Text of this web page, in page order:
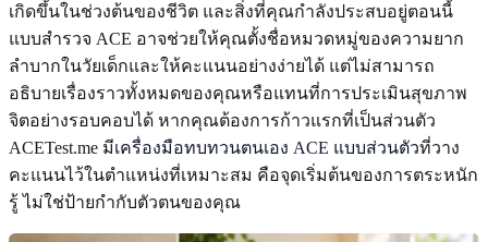
เกิดขึ้นในช่วงต้นของชีวิต และสิ่งที่คุณกำลังประสบอยู่ตอนนี้
แบบสำรวจ ACE อาจช่วยให้คุณตั้งชื่อหมวดหมู่ของความยาก
ลำบากในวัยเด็กและให้คะแนนอย่างง่ายได้ แต่ไม่สามารถ
อธิบายเรื่องราวทั้งหมดของคุณหรือแทนที่การประเมินสุขภาพ
จิตอย่างรอบคอบได้ หากคุณต้องการก้าวแรกที่เป็นส่วนตัว
ACETest.me มีเครื่องมือทบทวนตนเอง ACE แบบส่วนตัวที่วาง
คะแนนไว้ในตำแหน่งที่เหมาะสม คือจุดเริ่มต้นของการตระหนัก
รู้ ไม่ใช่ป้ายกำกับตัวตนของคุณ